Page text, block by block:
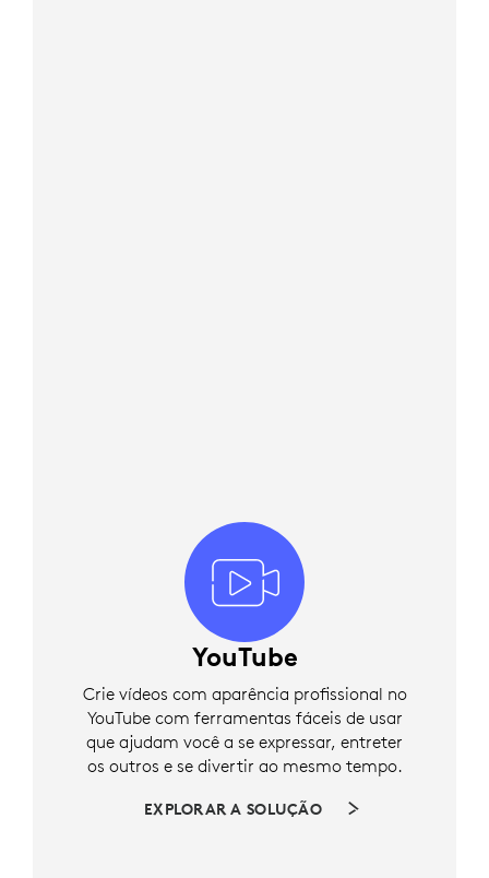
YouTube
Crie vídeos com aparência profissional no
YouTube com ferramentas fáceis de usar
que ajudam você a se expressar, entreter
os outros e se divertir ao mesmo tempo.
EXPLORAR A SOLUÇÃO